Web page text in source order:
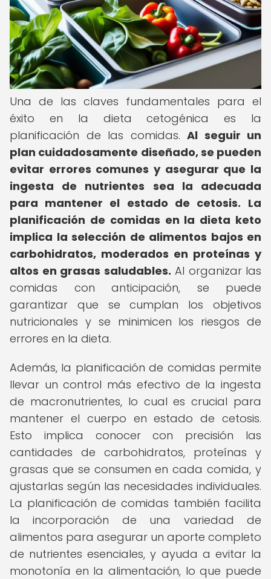
Una de las claves fundamentales para el
éxito en la dieta cetogénica es la
planificación de las comidas. Al seguir un
plan cuidadosamente diseñado, se pueden
evitar errores comunes y asegurar que la
ingesta de nutrientes sea la adecuada
para mantener el estado de cetosis. La
planificación de comidas en la dieta keto
implica la selección de alimentos bajos en
carbohidratos, moderados en proteínas y
altos en grasas saludables. Al organizar las
comidas con anticipación, se puede
garantizar que se cumplan los objetivos
nutricionales y se minimicen los riesgos de
errores en la dieta.
Además, la planificación de comidas permite
llevar un control más efectivo de la ingesta
de macronutrientes, lo cual es crucial para
mantener el cuerpo en estado de cetosis.
Esto implica conocer con precisión las
cantidades de carbohidratos, proteínas y
grasas que se consumen en cada comida, y
ajustarlas según las necesidades individuales.
La planificación de comidas también facilita
la incorporación de una variedad de
alimentos para asegurar un aporte completo
de nutrientes esenciales, y ayuda a evitar la
monotonía en la alimentación, lo que puede